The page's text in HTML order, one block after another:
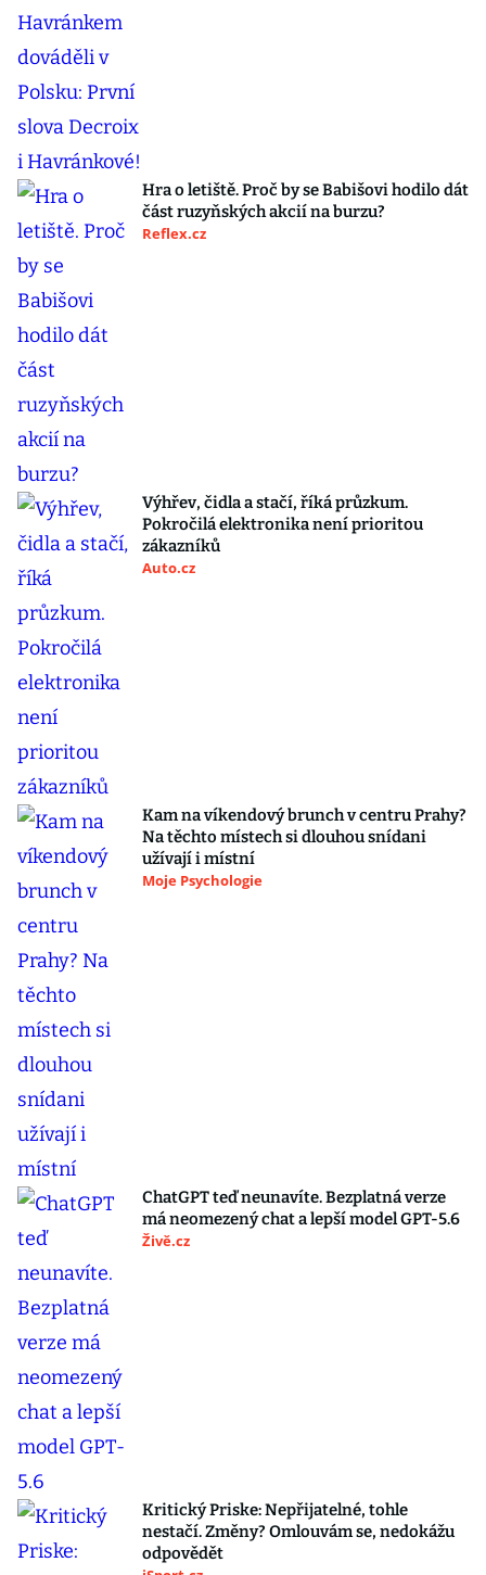
Hra o letiště. Proč by se Babišovi hodilo dát
část ruzyňských akcií na burzu?
Reflex.cz
Výhřev, čidla a stačí, říká průzkum.
Pokročilá elektronika není prioritou
zákazníků
Auto.cz
Kam na víkendový brunch v centru Prahy?
Na těchto místech si dlouhou snídani
užívají i místní
Moje Psychologie
ChatGPT teď neunavíte. Bezplatná verze
má neomezený chat a lepší model GPT-5.6
Živě.cz
Kritický Priske: Nepřijatelné, tohle
nestačí. Změny? Omlouvám se, nedokážu
odpovědět